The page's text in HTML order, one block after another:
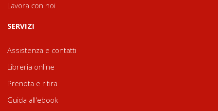
Lavora con noi
SERVIZI
Assistenza e contatti
Libreria online
Prenota e ritira
Guida all'ebook